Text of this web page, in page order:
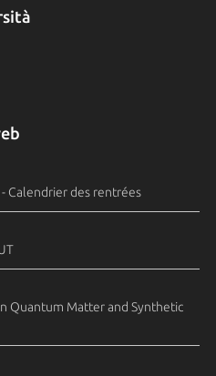
Calendrier des rentrées
Quantum Matter and Synthetic